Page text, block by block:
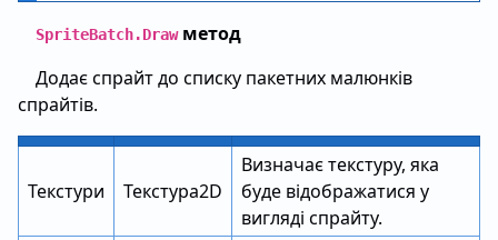
SpriteBatch.Drawметод
Додає спрайт до списку пакетних малюнків
спрайтів.
Текстури Текстура2D
Визначає текстуру, яка
буде відображатися у
вигляді спрайту.